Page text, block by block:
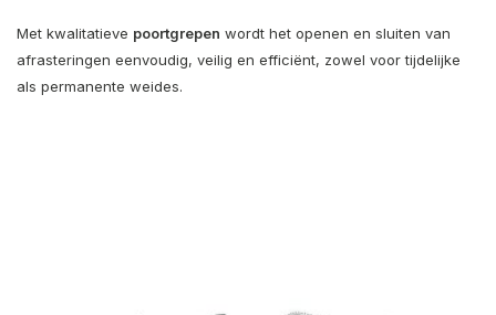
Met kwalitatieve poortgrepen wordt het openen en sluiten van
afrasteringen eenvoudig, veilig en efficiënt, zowel voor tijdelijke
als permanente weides.